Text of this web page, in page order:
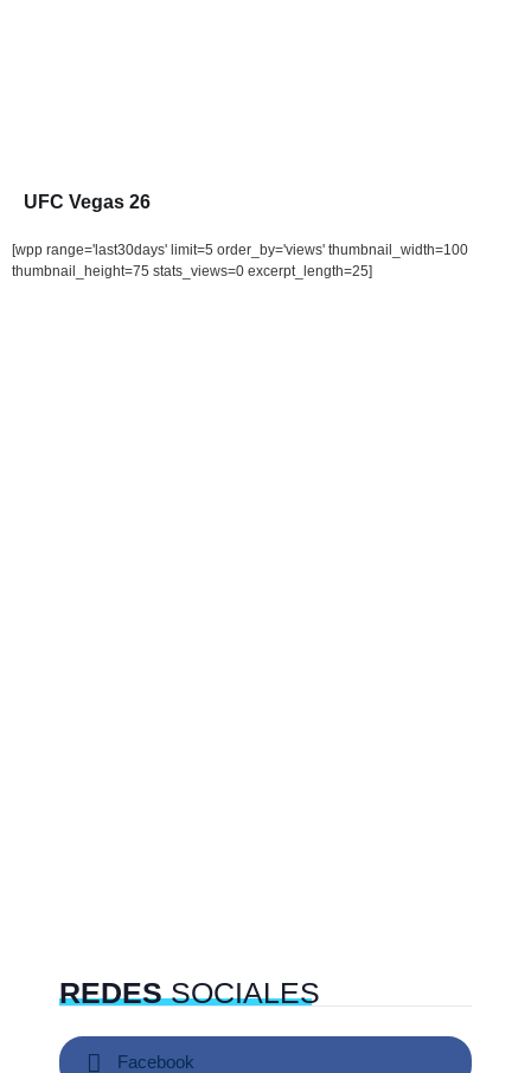
UFC Vegas 26
[wpp range='last30days' limit=5 order_by='views' thumbnail_width=100
thumbnail_height=75 stats_views=0 excerpt_length=25]
REDESSOCIALES
Facebook